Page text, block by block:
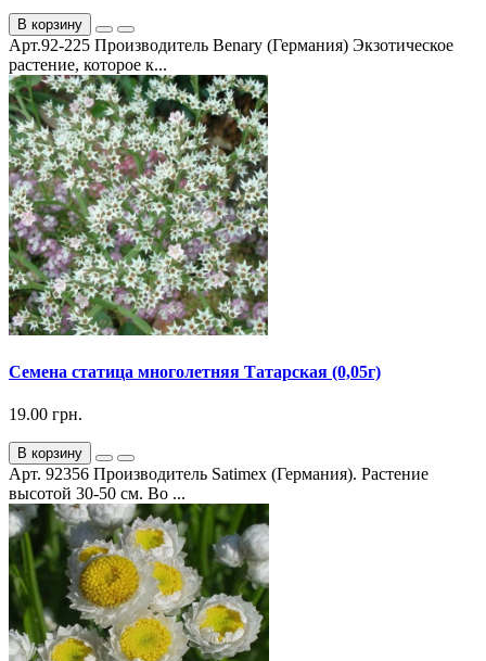
В корзину
Арт.92-225 Производитель Benary (Германия) Экзотическое
растение, которое к...
Семена статица многолетняя Татарская (0,05г)
19.00 грн.
В корзину
Арт. 92356 Производитель Satimex (Германия). Растение
высотой 30-50 см. Во ...